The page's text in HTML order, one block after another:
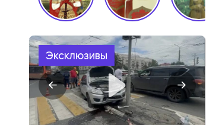
Эксклюзивы